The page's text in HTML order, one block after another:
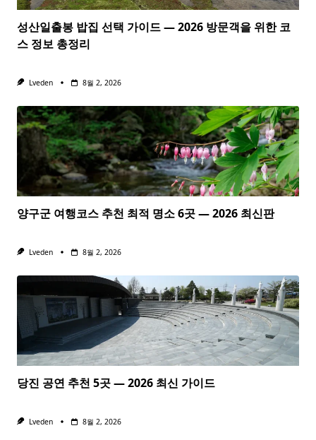
성산일출봉 밥집 선택 가이드 — 2026 방문객을 위한 코
스 정보 총정리
Lveden 8월 2, 2026
양구군 여행코스 추천 최적 명소 6곳 — 2026 최신판
Lveden 8월 2, 2026
당진 공연 추천 5곳 — 2026 최신 가이드
Lveden 8월 2, 2026